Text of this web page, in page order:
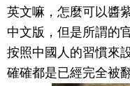
英文嘛，怎麼可以醬
中文版，但是所謂的
按照中國人的習慣來
確確都是已經完全被